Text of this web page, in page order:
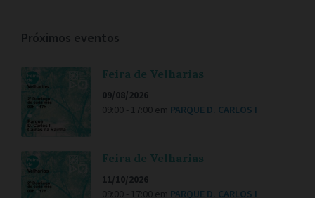
Próximos eventos
Feira de Velharias
09/08/2026
09:00 - 17:00 em PARQUE D. CARLOS I
Feira de Velharias
11/10/2026
09:00 - 17:00 em PARQUE D. CARLOS I